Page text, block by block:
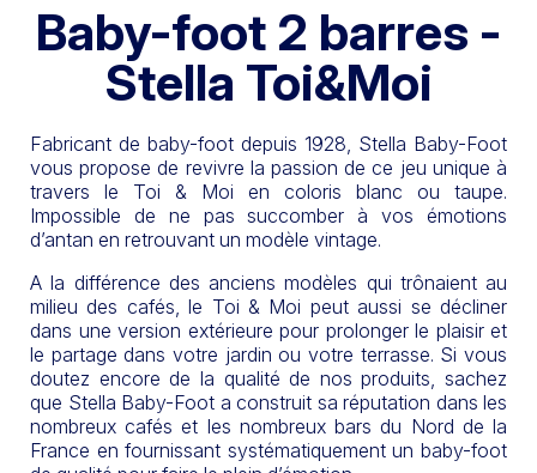
Baby-foot 2 barres -
Stella Toi&Moi
Fabricant de baby-foot depuis 1928, Stella Baby-Foot
vous propose de revivre la passion de ce jeu unique à
travers le Toi & Moi en coloris blanc ou taupe.
Impossible de ne pas succomber à vos émotions
d’antan en retrouvant un modèle vintage.
A la différence des anciens modèles qui trônaient au
milieu des cafés, le Toi & Moi peut aussi se décliner
dans une version extérieure pour prolonger le plaisir et
le partage dans votre jardin ou votre terrasse. Si vous
doutez encore de la qualité de nos produits, sachez
que Stella Baby-Foot a construit sa réputation dans les
nombreux cafés et les nombreux bars du Nord de la
France en fournissant systématiquement un baby-foot